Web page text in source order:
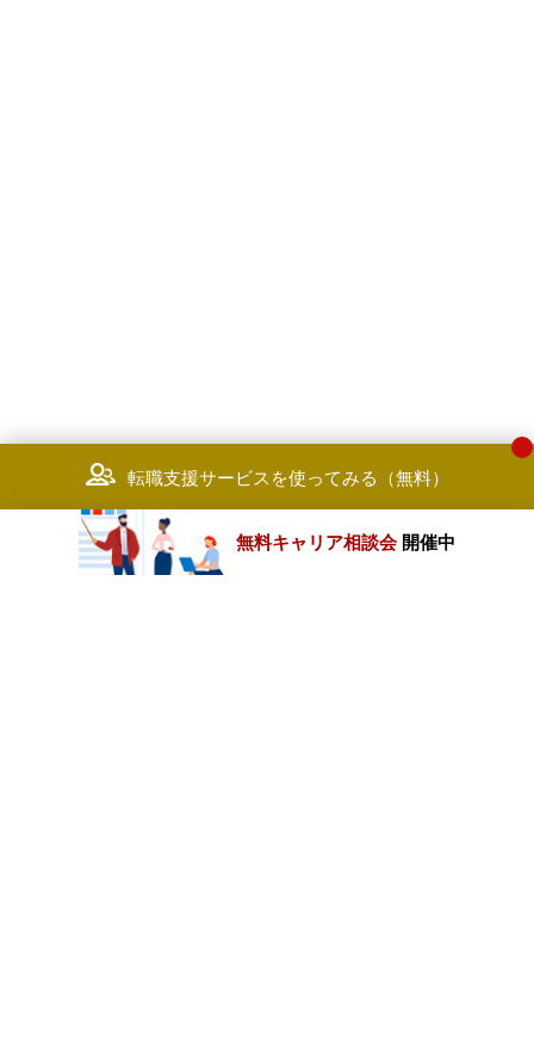
転職支援サービスを使ってみる（無料）
無料キャリア相談会 開催中